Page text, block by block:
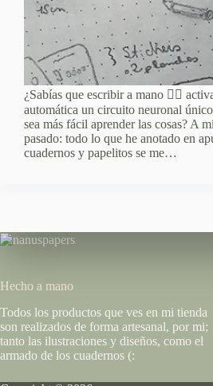
¿Sabías que escribir a mano ✍🏻
automática un circuito neuronal
sea más fácil aprender las cosas? A
pasado: todo lo que he anotado en
cuadernos y papelitos se me…
Hecho a mano
Todos los productos que ves en mi tienda
son realizados de forma artesanal, por mi;
tanto las ilustraciones y diseños, como el
armado de los cuadernos (: